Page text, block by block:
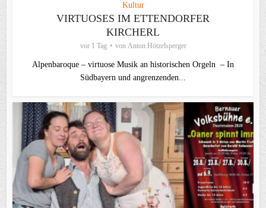
Kultur
VIRTUOSES IM ETTENDORFER
KIRCHERL
vor 1 Tag von Anton Hötzelsperger
Alpenbaroque – virtuose Musik an historischen Orgeln – In
Südbayern und angrenzenden...